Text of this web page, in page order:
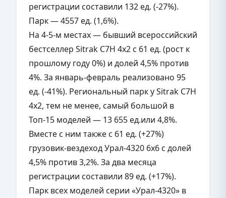
регистрации составили 132 ед. (-27%).
Парк — 4557 ед. (1,6%).
На 4-5-м местах — бывший всероссийский
бестселлер Sitrak C7H 4х2 с 61 ед. (рост к
прошлому году 0%) и долей 4,5% против
4%. За январь-февраль реализовано 95
ед. (-41%). Региональный парк уSitrak C7H
4х2, тем не менее, самый большой в
Топ-15 моделей — 13 655 ед.или 4,8%.
Вместе с ним также с 61 ед. (+27%)
грузовик-вездеход Урал-4320 6х6 с долей
4,5% против 3,2%. За два месяца
регистрации составили 89 ед. (+17%).
Парк всех моделей серии «Урал-4320» в